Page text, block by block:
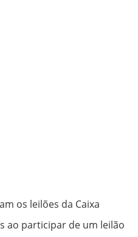
os leilões da Caixa
ao participar de um leilão